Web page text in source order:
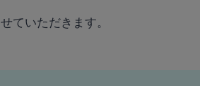
ていただきます。